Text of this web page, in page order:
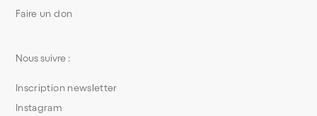
Faire un don
Nous suivre :
Inscription newsletter
Instagram